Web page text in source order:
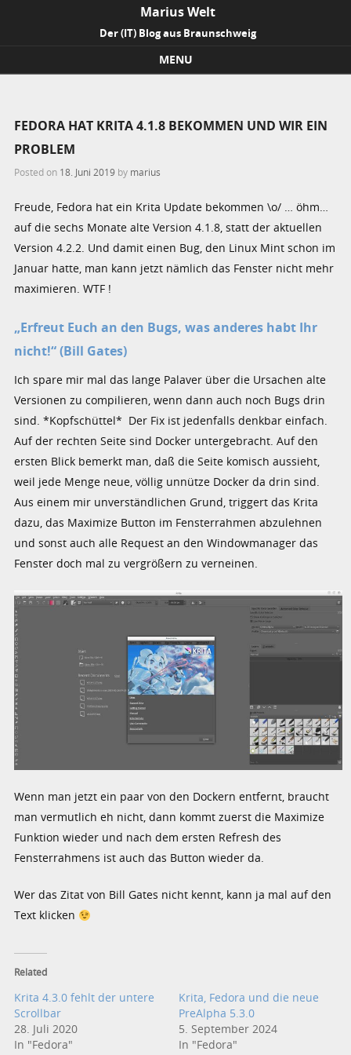
Marius Welt
Der (IT) Blog aus Braunschweig
MENU
FEDORA HAT KRITA 4.1.8 BEKOMMEN UND WIR EIN
PROBLEM
Posted on 18. Juni 2019 by marius
Freude, Fedora hat ein Krita Update bekommen \o/ … öhm…
auf die sechs Monate alte Version 4.1.8, statt der aktuellen
Version 4.2.2. Und damit einen Bug, den Linux Mint schon im
Januar hatte, man kann jetzt nämlich das Fenster nicht mehr
maximieren. WTF !
„Erfreut Euch an den Bugs, was anderes habt Ihr
nicht!“ (Bill Gates)
Ich spare mir mal das lange Palaver über die Ursachen alte
Versionen zu compilieren, wenn dann auch noch Bugs drin
sind. *Kopfschüttel* Der Fix ist jedenfalls denkbar einfach.
Auf der rechten Seite sind Docker untergebracht. Auf den
ersten Blick bemerkt man, daß die Seite komisch aussieht,
weil jede Menge neue, völlig unnütze Docker da drin sind.
Aus einem mir unverständlichen Grund, triggert das Krita
dazu, das Maximize Button im Fensterrahmen abzulehnen
und sonst auch alle Request an den Windowmanager das
Fenster doch mal zu vergrößern zu verneinen.
Wenn man jetzt ein paar von den Dockern entfernt, braucht
man vermutlich eh nicht, dann kommt zuerst die Maximize
Funktion wieder und nach dem ersten Refresh des
Fensterrahmens ist auch das Button wieder da.
Wer das Zitat von Bill Gates nicht kennt, kann ja mal auf den
Text klicken
Related
Krita 4.3.0 fehlt der untere
Scrollbar
28. Juli 2020
In "Fedora"
Krita, Fedora und die neue
PreAlpha 5.3.0
5. September 2024
In "Fedora"